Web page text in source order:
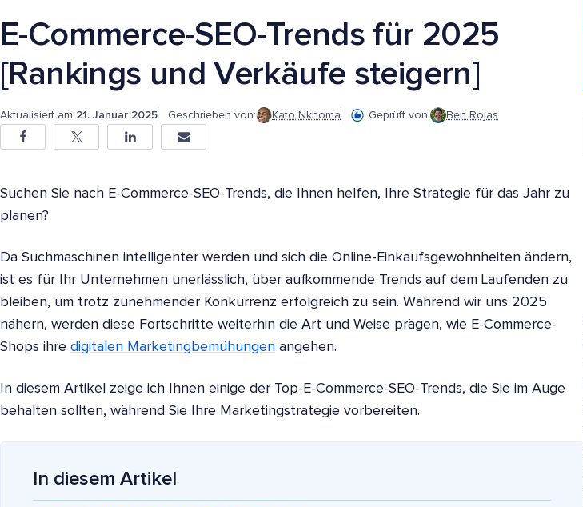
E-Commerce-SEO-Trends für 2025
[Rankings und Verkäufe steigern]
Aktualisiert am 21. Januar 2025 Geschrieben von: Kato Nkhoma Geprüft von: Ben Rojas
Suchen Sie nach E-Commerce-SEO-Trends, die Ihnen helfen, Ihre Strategie für das Jahr zu
planen?
Da Suchmaschinen intelligenter werden und sich die Online-Einkaufsgewohnheiten ändern,
ist es für Ihr Unternehmen unerlässlich, über aufkommende Trends auf dem Laufenden zu
bleiben, um trotz zunehmender Konkurrenz erfolgreich zu sein. Während wir uns 2025
nähern, werden diese Fortschritte weiterhin die Art und Weise prägen, wie E-Commerce-
Shops ihre digitalen Marketingbemühungen angehen.
In diesem Artikel zeige ich Ihnen einige der Top-E-Commerce-SEO-Trends, die Sie im Auge
behalten sollten, während Sie Ihre Marketingstrategie vorbereiten.
In diesem Artikel